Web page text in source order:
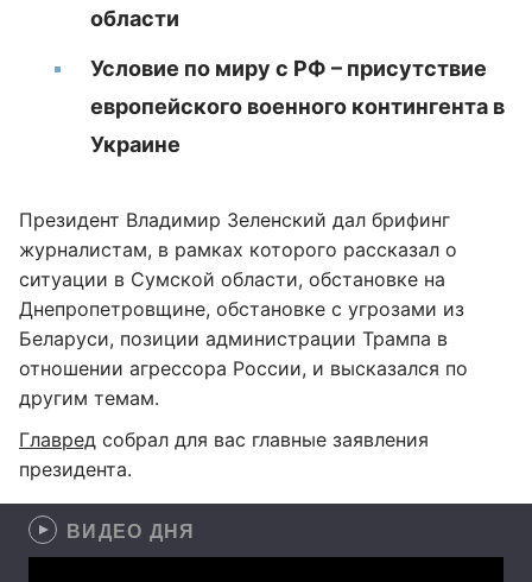
области
Условие по миру с РФ – присутствие
европейского военного контингента в
Украине
Президент Владимир Зеленский дал брифинг
журналистам, в рамках которого рассказал о
ситуации в Сумской области, обстановке на
Днепропетровщине, обстановке с угрозами из
Беларуси, позиции администрации Трампа в
отношении агрессора России, и высказался по
другим темам.
Главред собрал для вас главные заявления
президента.
ВИДЕО ДНЯ